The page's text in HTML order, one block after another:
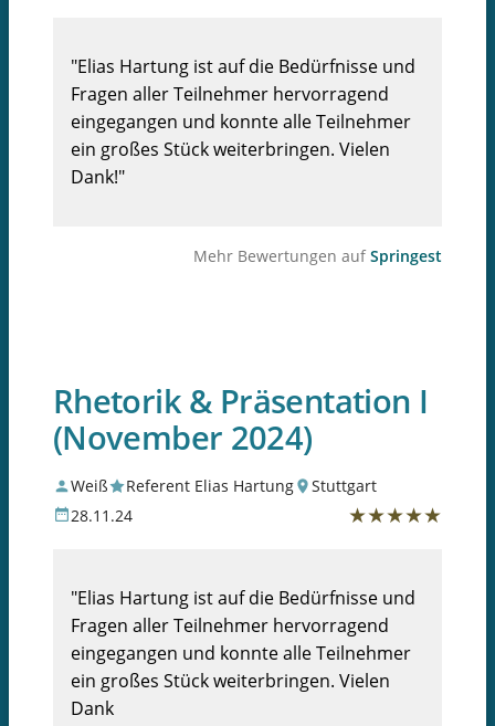
"Elias Hartung ist auf die Bedürfnisse und
Fragen aller Teilnehmer hervorragend
eingegangen und konnte alle Teilnehmer
ein großes Stück weiterbringen. Vielen
Dank!"
Mehr Bewertungen aufSpringest
Rhetorik & Präsentation I
(November 2024)
Weiß Referent Elias Hartung
Stuttgart
28.11.24
★★★★★
"Elias Hartung ist auf die Bedürfnisse und
Fragen aller Teilnehmer hervorragend
eingegangen und konnte alle Teilnehmer
ein großes Stück weiterbringen. Vielen
Dank